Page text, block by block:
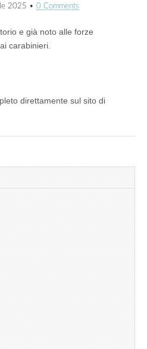
2025 • 0 Comments
e già noto alle forze
carabinieri.
direttamente sul sito di